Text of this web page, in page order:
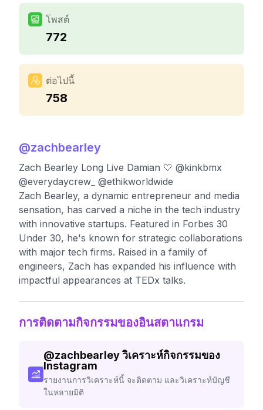
โพสต์
772
ต่อไปนี้
758
@zachbearley
Zach Bearley Long Live Damian 🤍 @kinkbmx
@everydaycrew_ @ethikworldwide
Zach Bearley, a dynamic entrepreneur and media
sensation, has carved a niche in the tech industry
with innovative startups. Featured in Forbes 30
Under 30, he's known for strategic collaborations
with major tech firms. Raised in a family of
engineers, Zach has expanded his influence with
impactful appearances at TEDx talks.
การติดตามกิจกรรมของอินสตาแกรม
@zachbearley วิเคราะห์กิจกรรมของ
Instagram
รายงานการวิเคราะห์นี้ จะติดตาม และวิเคราะห์บัญชี
ในหลายมิติ